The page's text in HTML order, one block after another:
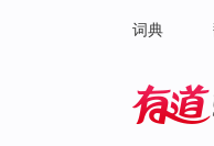
词典